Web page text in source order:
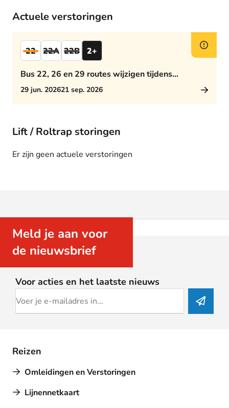
Actuele verstoringen
22 22A 22B 2+
Bus 22, 26 en 29 routes wijzigen tijdens
middagspits
29 jun. 202621 sep. 2026
Lift / Roltrap storingen
Er zijn geen actuele verstoringen
Meld je aan voor
de nieuwsbrief
Voor acties en het laatste nieuws
Reizen
Omleidingen en Verstoringen
Lijnennetkaart